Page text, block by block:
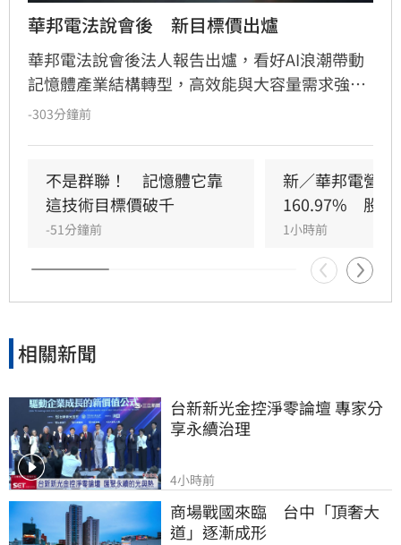
華邦電法說會後　新目標價出爐
華邦電法說會後法人報告出爐，看好AI浪潮帶動
記憶體產業結構轉型，高效能與大容量需求強
勁，推升DRAM與Flash報價持續走揚。華邦電第
擎，公司並大幅調升2026年資本支出至395億
元，全力衝刺高雄廠擴產與先進製程。法人分析
指出，隨AI需求爆發，2027年記憶體供需缺口將
擴大，華邦電中長線營運看俏，兩家本土券商分
別給予200元及275元目標價，市場對其獲利爆發
力寄予厚望。提醒投資人，投資股票具備風險，
-303分鐘前
不是群聯！　記憶體它靠
這技術目標價破千
-51分鐘前
新／華邦電營收
160.97%　股價
1小時前
相關新聞
台新新光金控淨零論壇 專家分
享永續治理
4小時前
商場戰國來臨　台中「頂奢大
道」逐漸成形